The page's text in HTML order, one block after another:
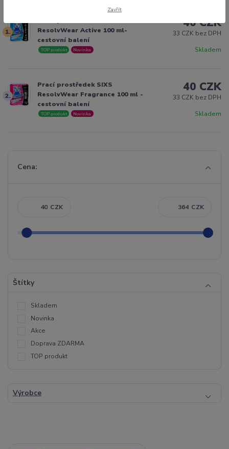
1.
ResolvWear Active 100 ml-
cestovní balení
Skladem
TOP produkt Novinka
40 CZK
33 CZK bez DPH
2.
Prací prostředek SIXS
ResolvWear Fragrance 100 ml -
cestovní balení
Skladem
TOP produkt Novinka
40 CZK
33 CZK bez DPH
Cena:
CZK CZK
Štítky
Skladem
Novinka
Akce
Doprava ZDARMA
TOP produkt
Výrobce
Zavřít